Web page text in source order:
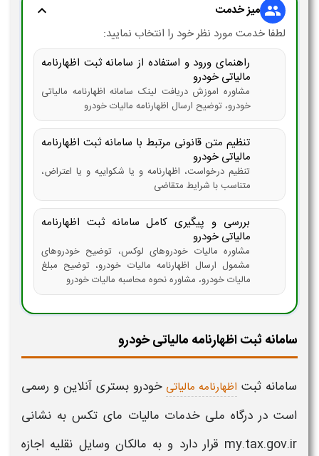
group میز خدمت expand_more
لطفا خدمت مورد نظر خود را انتخاب نمایید:
راهنمای ورود و استفاده از سامانه ثبت اظهارنامه
مالیاتی خودرو
مشاوره اموزش دریافت لینک سامانه اظهارنامه مالیاتی
خودرو، توضیح ارسال اظهارنامه مالیات خودرو
تنظیم متن قانونی مرتبط با سامانه ثبت اظهارنامه
مالیاتی خودرو
تنظیم درخواست، اظهارنامه و یا شکواییه و یا اعتراض،
متناسب با شرایط متقاضی
بررسی و پیگیری کامل سامانه ثبت اظهارنامه
مالیاتی خودرو
مشاوره مالیات خودروهای لوکس، توضیح خودروهای
مشمول ارسال اظهارنامه مالیات خودرو، توضیح مبلغ
مالیات خودرو، مشاوره نحوه محاسبه مالیات خودرو
سامانه ثبت اظهارنامه مالیاتی خودرو
سامانه ثبت اظهارنامه مالیاتی خودرو بستری آنلاین و رسمی
است در درگاه ملی خدمات مالیات مای تکسبه نشانی
my.tax.gov.ir قرار دارد و به مالکان وسایل نقلیه اجازه